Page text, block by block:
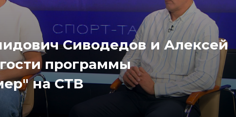
Сиводедов и Алексей
программы
на СТВ